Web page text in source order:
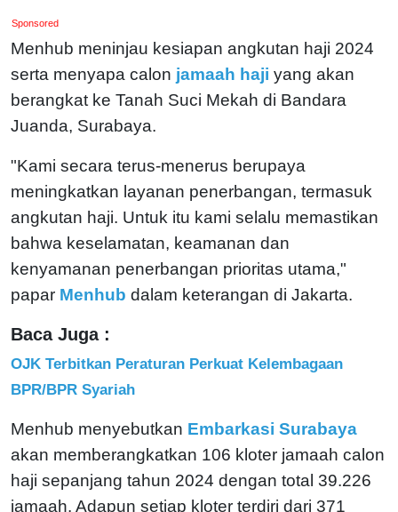
Sponsored
Menhub meninjau kesiapan angkutan haji 2024
serta menyapa calon jamaah haji yang akan
berangkat ke Tanah Suci Mekah di Bandara
Juanda, Surabaya.
"Kami secara terus-menerus berupaya
meningkatkan layanan penerbangan, termasuk
angkutan haji. Untuk itu kami selalu memastikan
bahwa keselamatan, keamanan dan
kenyamanan penerbangan prioritas utama,"
papar Menhub dalam keterangan di Jakarta.
Baca Juga :
OJK Terbitkan Peraturan Perkuat Kelembagaan
BPR/BPR Syariah
Menhub menyebutkan Embarkasi Surabaya
akan memberangkatkan 106 kloter jamaah calon
haji sepanjang tahun 2024 dengan total 39.226
jamaah. Adapun setiap kloter terdiri dari 371